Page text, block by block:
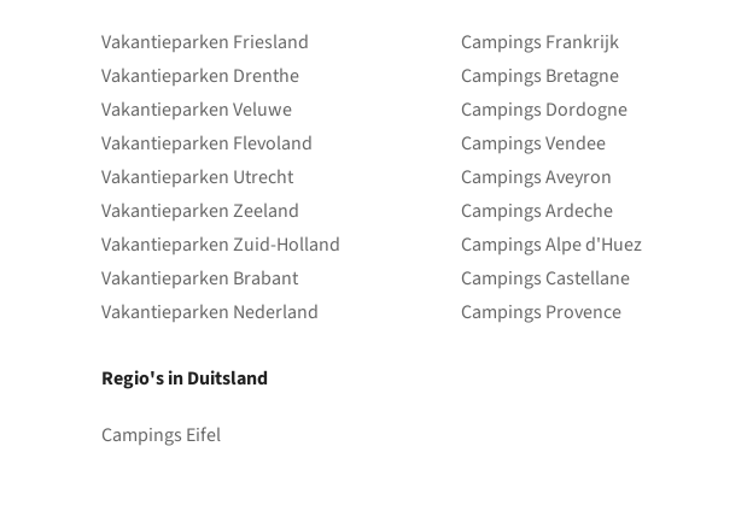
Vakantieparken Friesland
Vakantieparken Drenthe
Vakantieparken Veluwe
Vakantieparken Flevoland
Vakantieparken Utrecht
Vakantieparken Zeeland
Vakantieparken Zuid-Holland
Vakantieparken Brabant
Vakantieparken Nederland
Regio's in Duitsland
Campings Eifel
Campings Frankrijk
Campings Bretagne
Campings Dordogne
Campings Vendee
Campings Aveyron
Campings Ardeche
Campings Alpe d'Huez
Campings Castellane
Campings Provence